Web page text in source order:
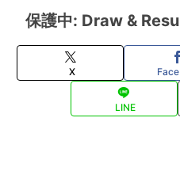
保護中: Draw &
X
LINE